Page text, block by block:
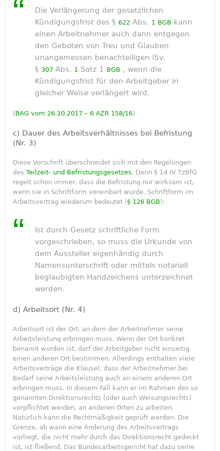
Die Verlängerung der gesetzlichen
Kündigungsfrist des § 622 Abs. 1 BGB kann
einen Arbeitnehmer auch dann entgegen
den Geboten von Treu und Glauben
unangemessen benachteiligen iSv.
§ 307 Abs. 1 Satz 1 BGB , wenn die
Kündigungsfrist für den Arbeitgeber in
gleicher Weise verlängert wird.
(BAG vom 26.10.2017 – 6 AZR 158/16)
c) Dauer des Arbeitsverhältnisses bei Befristung
(Nr. 3)
Diese Vorschrift überschneidet sich mit den Regelungen
desTeilzeit- und Befristungsgesetzes. Denn § 14 IV TzBfG
regelt schon immer, dass die Befristung nur wirksam ist,
wenn sie in Schriftform vereinbart wurde. Schriftform im
Arbeitsvertrag wiederum bedeutet (§ 126 BGB):
Ist durch Gesetz schriftliche Form
vorgeschrieben, so muss die Urkunde von
dem Aussteller eigenhändig durch
Namensunterschrift oder mittels notariell
beglaubigten Handzeichens unterzeichnet
werden.
d) Arbeitsort (Nr. 4)
Arbeitsort ist der Ort, an dem der Arbeitnehmer seine
Arbeitsleistung erbringen muss. Wenn der Ort konkret
benannt worden ist, darf der Arbeitgeber nicht einseitig
einen anderen Ort bestimmen. Allerdings enthalten viele
Arbeitsverträge die Klausel, dass der Arbeitnehmer bei
Bedarf seine Arbeitsleistung auch an einem anderen Ort
erbringen muss. In diesem Fall kann er im Rahmen des so
genannten Direktionsrechts (oder auch Weisungsrechts)
verpflichtet werden, an anderen Orten zu arbeiten.
Natürlich kann die Rechtmäßigkeit geprüft werden. Die
Grenze, ab wann eine Änderung des Arbeitsvertrags
vorliegt, die nicht mehr durch das Direktionsrecht gedeckt
ist, ist fließend. Das Bundesarbeitsgericht hat dazu seine